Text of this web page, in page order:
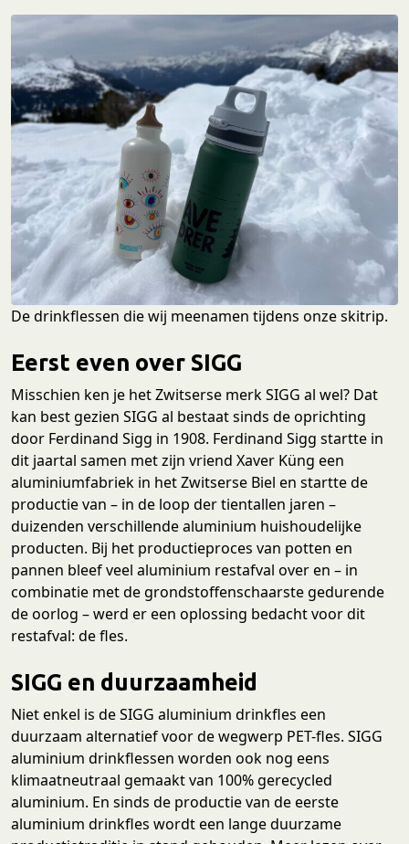
De drinkflessen die wij meenamen tijdens onze skitrip.
Eerst even over SIGG
Misschien ken je het Zwitserse merk SIGG al wel? Dat
kan best gezien SIGG al bestaat sinds de oprichting
door Ferdinand Sigg in 1908. Ferdinand Sigg startte in
dit jaartal samen met zijn vriend Xaver Küng een
aluminiumfabriek in het Zwitserse Biel en startte de
productie van – in de loop der tientallen jaren –
duizenden verschillende aluminium huishoudelijke
producten. Bij het productieproces van potten en
pannen bleef veel aluminium restafval over en – in
combinatie met de grondstoffenschaarste gedurende
de oorlog – werd er een oplossing bedacht voor dit
restafval: de fles.
SIGG en duurzaamheid
Niet enkel is de SIGG aluminium drinkfles een
duurzaam alternatief voor de wegwerp PET-fles. SIGG
aluminium drinkflessen worden ook nog eens
klimaatneutraal gemaakt van 100% gerecycled
aluminium. En sinds de productie van de eerste
aluminium drinkfles wordt een lange duurzame